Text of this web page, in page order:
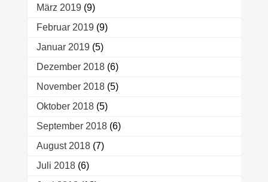
März 2019(9)
Februar 2019(9)
Januar 2019(5)
Dezember 2018(6)
November 2018(5)
Oktober 2018(5)
September 2018(6)
August 2018(7)
Juli 2018(6)